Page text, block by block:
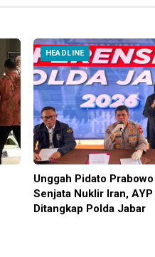
HEADLINE
Unggah Pidato
Senjata Nuklir Iran, AYP
Ditangkap Polda Jabar